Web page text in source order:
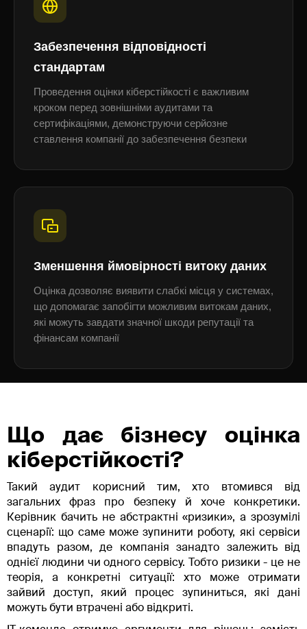
Забезпечення відповідності
стандартам
Проведення оцінки кіберстійкості є важливим
кроком перед зовнішніми аудитами та
сертифікаціями, демонструючи серйозне
ставлення компанії до забезпечення безпеки
Зменшення ймовірності витоку даних
Оцінка дозволяє виявити слабкі місця у системах,
що допомагає запобігти можливим витокам даних,
які можуть завдати значної шкоди репутації та
фінансам компанії
Що дає бізнесу оцінка
кіберстійкості?
Такий аудит корисний тим, хто втомився від
загальних фраз про безпеку й хоче конкретики.
Керівник бачить не абстрактні «ризики», а зрозумілі
сценарії: що саме може зупинити роботу, які сервіси
впадуть разом, де компанія занадто залежить від
однієї людини чи одного сервісу. Тобто ризики - це не
теорія, а конкретні ситуації: хто може отримати
зайвий доступ, який процес зупиниться, які дані
можуть бути втрачені або відкриті.